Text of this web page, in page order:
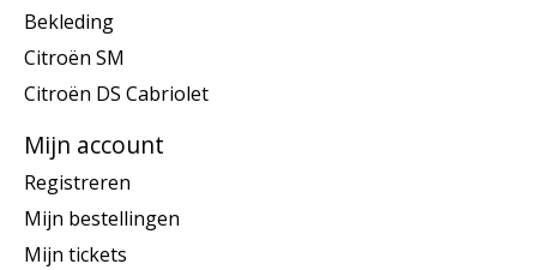
Bekleding
Citroën SM
Citroën DS Cabriolet
Mijn account
Registreren
Mijn bestellingen
Mijn tickets